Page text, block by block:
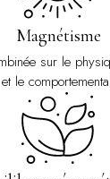
Magnétisme
sur le
et le